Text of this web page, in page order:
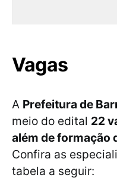
Vagas
A Prefeitura de
meio do edital 22
além de formação
Confira as
tabela a seguir: